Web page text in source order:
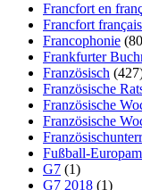
Francfort en
Francfort
Francophonie
Frankfurter
Französisch
Französische
Französische
Französische
Fußball-
G7 (1)
G7 2018 (1)